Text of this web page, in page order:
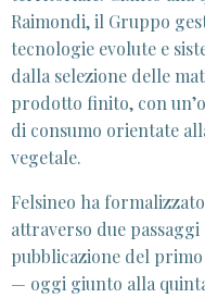
Raimondi, il Gruppo
tecnologie evolute e
dalla selezione delle
prodotto finito, con
di consumo orientate
vegetale.
Felsineo ha
attraverso due
pubblicazione del
— oggi giunto alla